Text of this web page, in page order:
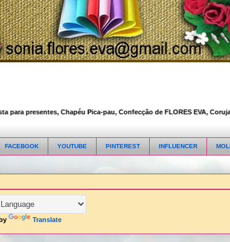
presentes, Chapéu Pica-pau, Confecção de FLORES EVA,
FACEBOOK YOUTUBE PINTEREST INFLUENCER
Translate